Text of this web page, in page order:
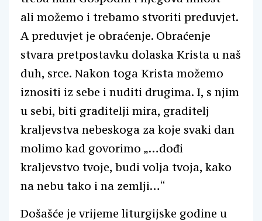
ali možemo i trebamo stvoriti preduvjet.
A preduvjet je obraćenje. Obraćenje
stvara pretpostavku dolaska Krista u naš
duh, srce. Nakon toga Krista možemo
iznositi iz sebe i nuditi drugima. I, s njim
u sebi, biti graditelji mira, graditelj
kraljevstva nebeskoga za koje svaki dan
molimo kad govorimo „…dođi
kraljevstvo tvoje, budi volja tvoja, kako
na nebu tako i na zemlji…“
Došašće je vrijeme liturgijske godine u